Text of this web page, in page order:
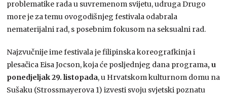
problematike rada u suvremenom svijetu, udruga Drugo
more je za temu ovogodišnjeg festivala odabrala
nematerijalni rad, s posebnim fokusom na seksualni rad.
Najzvučnije ime festivala je filipinska koreografkinja i
plesačica Eisa Jocson, koja će posljednjeg dana programa, u
ponedjeljak 29. listopada, u Hrvatskom kulturnom domu na
Sušaku (Strossmayerova 1) izvesti svoju svjetski poznatu